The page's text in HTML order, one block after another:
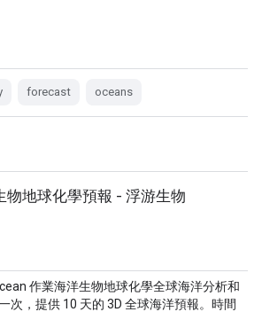
forecast oceans
物地球化學預報 - 浮游生物
作業海洋生物地球化學全球海洋分析和
次，提供 10 天的 3D 全球海洋預報。時間